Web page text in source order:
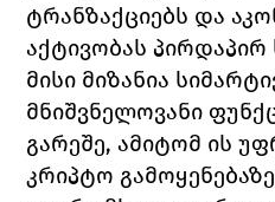
ტრანზაქციებს და
აქტივობას
მისი მიზანია
მნიშვნელოვანი
გარეშე, ამიტომ ის
კრიპტო